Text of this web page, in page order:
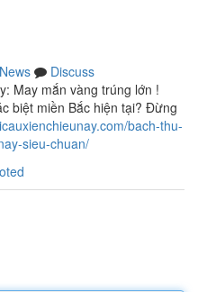
News
Discuss
May mắn vàng trúng lớn !
biệt miền Bắc hiện tại? Đừng
bach-thu-
sieu-chuan/